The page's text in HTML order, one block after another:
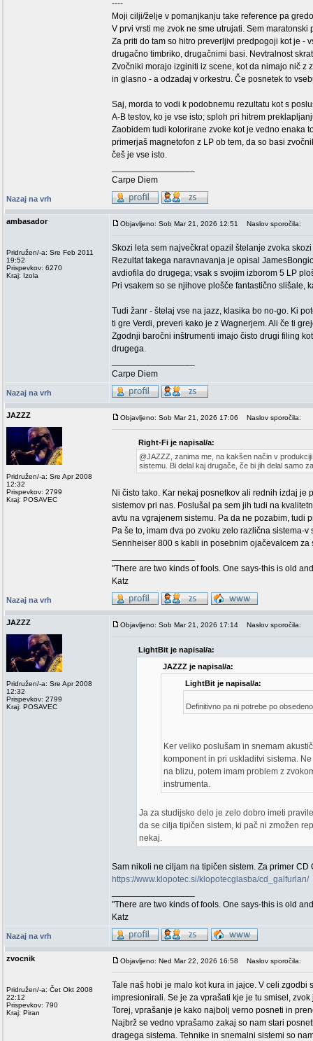
----
Moji cilji/želje v pomanjkanju take reference pa
V prvi vrsti me zvok ne sme utrujati. Sem maratonski
Za priti do tam so hitro preverljivi predpogoji kot je -
drugačno timbriko, drugačnimi basi. Nevtralnost
Zvočniki morajo izginiti iz scene, kot da nimajo nič z
in glasno - a odzadaj v orkestru. Če posnetek to
Saj, morda to vodi k podobnemu rezultatu kot s
A-B testov, ko je vse isto; sploh pri hitrem
Zaobidem tudi kolorirane zvoke kot je vedno enaka
primerjaš magnetofon z LP ob tem, da so basi
češ je vse isto.
Carpe Diem
Nazaj na vrh
ambasador
Pridružen/-a: Sre Feb 2011
19:52
Prispevkov: 6270
Kraj: Izola
Objavljeno: Sob Mar 21, 2026 12:51 Naslov sporočila:
Skozi leta sem največkrat opazil štelanje zvoka
Rezultat takega naravnavanja je opisal
avdiofila do drugega; vsak s svojim izborom 5 LP
Pri vsakem so se njihove plošče fantastično slišale,
Tudi žanr - štelaj vse na jazz, klasika bo no-go. Ki
ti gre Verdi, preveri kako je z Wagnerjem. Ali če ti
Zgodnji baročni inštrumenti imajo čisto drugi filing
drugega.
Carpe Diem
Nazaj na vrh
JAZZZ
Pridružen/-a: Sre Apr 2008
12:32
Prispevkov: 2799
Kraj: POSAVEC
Objavljeno: Sob Mar 21, 2026 17:06 Naslov sporočila:
Right-Fi je napisal/a:
@JAZZZ, zanima me, na kakšen način v
sistemu. Bi delal kaj drugače, če bi jih delal samo
Ni čisto tako. Kar nekaj posnetkov ali rednih izdaj
sistemov pri nas. Poslušal pa sem jih tudi na
avtu na vgrajenem sistemu. Pa da ne pozabim, tudi
Pa še to, imam dva po zvoku zelo različna sistema-
Sennheiser 800 s kabli in posebnim ojačevalcem za
"There are two kinds of fools. One says-this is old
Katz
Nazaj na vrh
JAZZZ
Pridružen/-a: Sre Apr 2008
12:32
Prispevkov: 2799
Kraj: POSAVEC
Objavljeno: Sob Mar 21, 2026 17:14 Naslov sporočila:
LightBit je napisal/a:
JAZZZ je napisal/a:
LightBit je napisal/a:
Definitivno pa ni potrebe po
Ker veliko poslušam in snemam
komponent in pri uskladitvi sistema.
na blizu, potem imam problem z
instrumenta.
Ja za studijsko delo je zelo dobro imeti
da se cilja tipičen sistem, ki pač ni zmožen
nekaj.
Sam nikoli ne ciljam na tipičen sistem. Za primer CD
https://www.klopotec.si/klopotecglasba/cd_galfurlan/
"There are two kinds of fools. One says-this is old
Katz
Nazaj na vrh
zvocnik
Pridružen/-a: Čet Okt 2008
22:12
Prispevkov: 790
Kraj: Piran
Objavljeno: Ned Mar 22, 2026 16:58 Naslov sporočila:
Tale naš hobi je malo kot kura in jajce. V celi
impresionirali. Se je za vprašati kje je tu smisel,
Torej, vprašanje je kako najbolj verno posneti in
Najbrž se vedno vprašamo zakaj so nam stari
dragega sistema. Tehnike in snemalni sistemi so